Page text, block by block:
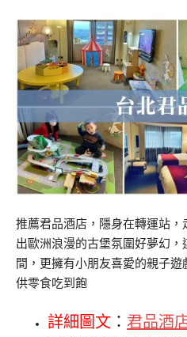
推薦君品酒店，隱身在轉運站
出歐洲浪漫的古堡氛圍好夢幻
間，更擁有小朋友喜愛的親子
供零食吃到飽
詳細圖文 ： 君品酒